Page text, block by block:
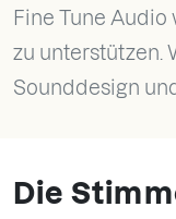
Fine Tune
zu unterstützen.
Sounddesign
Die